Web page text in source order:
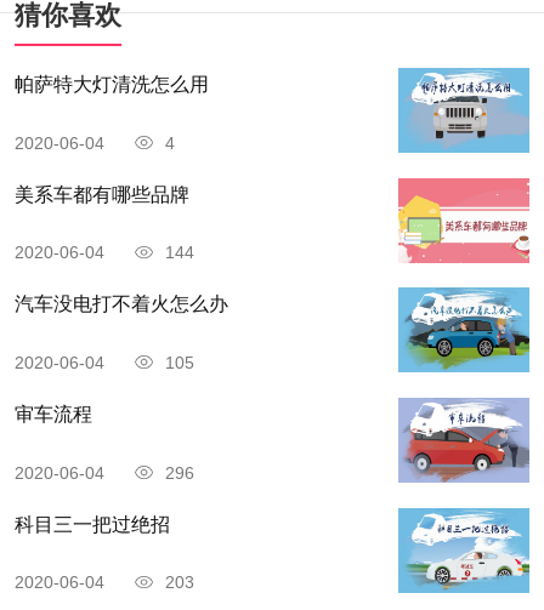
当停止信号灯亮起时，车辆需停在线后。在路
上看到黄色网状条纹的线，一般表示禁止车辆在此
口，常常会设立左转弯待转区虚线。公交专用道标
线是专门为公交车设置的标线，一般车辆不能随便
跨越。
猜你喜欢
帕萨特大灯清洗怎么用
2020-06-04 4
美系车都有哪些品牌
2020-06-04 144
汽车没电打不着火怎么办
2020-06-04 105
审车流程
2020-06-04 296
科目三一把过绝招
2020-06-04 203